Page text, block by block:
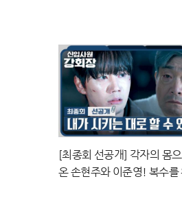
[최종회 선공개] 각자의 몸
온 손현주와 이준영! 복수를